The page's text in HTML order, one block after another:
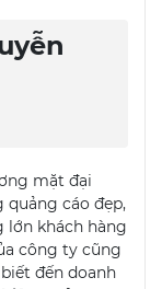
mặt đại
quảng cáo đẹp,
khách hàng
công ty cũng
đến doanh